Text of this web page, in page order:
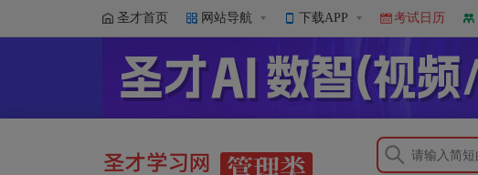
圣才首页 网站导航 下载APP 考试日历
马工程《管理学